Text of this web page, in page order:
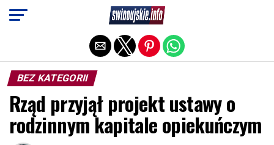
BEZ KATEGORII
Rząd przyjął projekt ustawy o
rodzinnym kapitale opiekuńczym
Exit mobile version